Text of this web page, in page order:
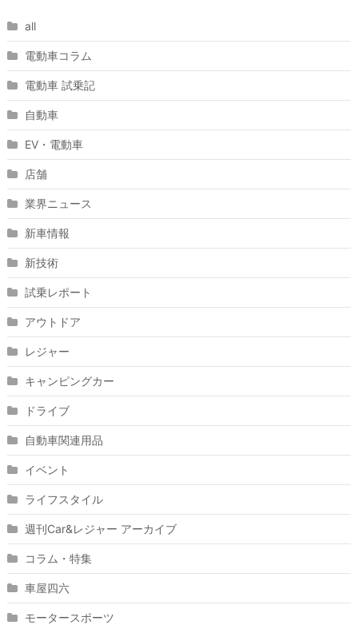
all
電動車コラム
電動車 試乗記
自動車
EV・電動車
店舗
業界ニュース
新車情報
新技術
試乗レポート
アウトドア
レジャー
キャンピングカー
ドライブ
自動車関連用品
イベント
ライフスタイル
週刊Car&レジャー アーカイブ
コラム・特集
車屋四六
モータースポーツ